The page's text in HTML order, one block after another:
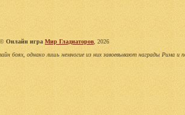
© Онлайн игра Мир Гладиаторов , 2026
боях, однако лишь немногие из них завоевывают награды Рима и